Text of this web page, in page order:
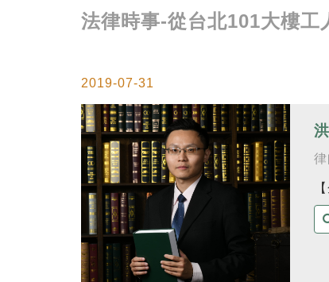
法律時事-從台北101大樓工
2019-07-31
律